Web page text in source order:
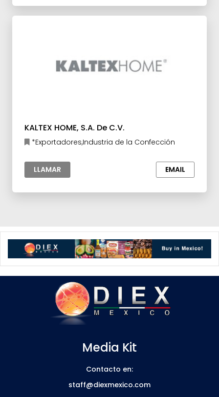
KALTEX HOME, S.A. De C.V.
*Exportadores,Industria de la Confección
LLAMAR EMAIL
Media Kit
Contacto en:
staff@diexmexico.com